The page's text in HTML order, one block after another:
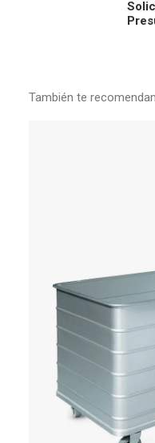
También te